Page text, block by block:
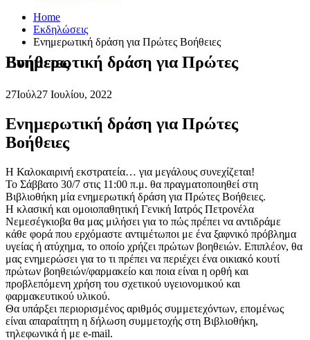
Home
Εκδηλώσεις
Ενημερωτική δράση για Πρώτες Βοήθειες
Ενημερωτική δράση για Πρώτες Βοήθειες
27Ιούλ27 Ιουλίου, 2022
Ενημερωτική δράση για Πρώτες
Βοήθειες
Η Καλοκαιρινή εκστρατεία… για μεγάλους συνεχίζεται!
Το Σάββατο 30/7 στις 11:00 π.μ. θα πραγματοποιηθεί στη
Βιβλιοθήκη μία ενημερωτική δράση για Πρώτες Βοήθειες.
Η κλασική και ομοιοπαθητική Γενική Ιατρός Πετρονέλα
Νεμεσέγκιοβα θα μας μιλήσει για το πώς πρέπει να αντιδράμε
κάθε φορά που ερχόμαστε αντιμέτωποι με ένα ξαφνικό πρόβλημα
υγείας ή ατύχημα, το οποίο χρήζει πρώτων βοηθειών. Επιπλέον, θα
μας ενημερώσει για το τι πρέπει να περιέχει ένα οικιακό κουτί
πρώτων βοηθειών/φαρμακείο και ποια είναι η ορθή και
προβλεπόμενη χρήση του σχετικού υγειονομικού και
φαρμακευτικού υλικού.
Θα υπάρξει περιορισμένος αριθμός συμμετεχόντων, επομένως
είναι απαραίτητη η δήλωση συμμετοχής στη Βιβλιοθήκη,
τηλεφωνικά ή με e-mail.